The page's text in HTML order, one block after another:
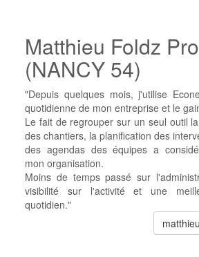
Matthieu Foldz
(NANCY 54)
"Depuis quelques mois, j'utilise
quotidienne de mon entreprise et le
Le fait de regrouper sur un seul outil
des chantiers, la planification des
des agendas des équipes a
mon organisation.
Moins de temps passé sur
visibilité sur l'activité et une
quotidien."